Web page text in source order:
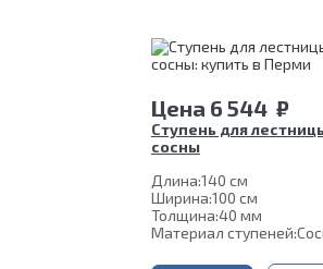
Цена 6 544 ₽
Ступень для
сосны
Длина:140 см
Ширина:100 см
Толщина:40 мм
Материал ступеней: